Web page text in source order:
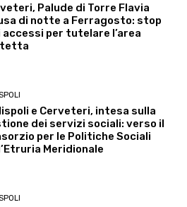
Palude di Torre Flavia
di notte a Ferragosto: stop
accessi per tutelare l’area
e Cerveteri, intesa sulla
dei servizi sociali: verso il
per le Politiche Sociali
Meridionale